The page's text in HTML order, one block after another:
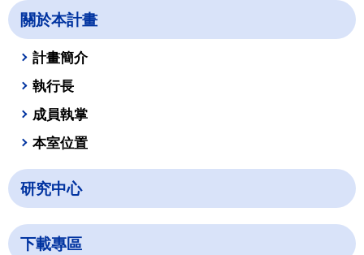
關於本計畫
計畫簡介
執行長
成員執掌
本室位置
研究中心
下載專區